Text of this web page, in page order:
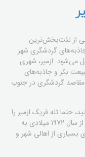
از لذت‌بخش‌ترین
گردشگری شهر
می‌شود. ازمیر، شهری
بکر و جاذبه‌های
مقاصد گردشگری در جنوب
حتما تله فریک ازمیر را
به برنامه سفر خود اضافه کنید. این تله کابین، که از سال 1972 میلادی به
بسیاری از اهالی شهر و